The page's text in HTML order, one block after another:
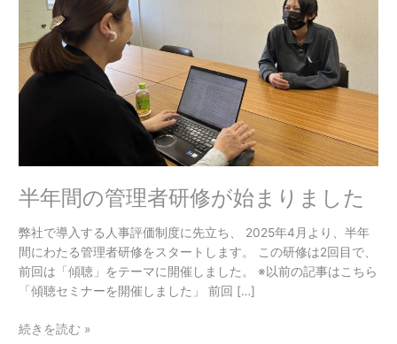
半年間の管理者研修が始まりました
弊社で導入する人事評価制度に先立ち、 2025年4月より、半年
間にわたる管理者研修をスタートします。 この研修は2回目で、
前回は「傾聴」をテーマに開催しました。 ※以前の記事はこちら
「傾聴セミナーを開催しました」 前回 […]
研
修
が
た
続きを読む »